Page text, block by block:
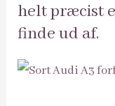
helt præcist
finde ud af.